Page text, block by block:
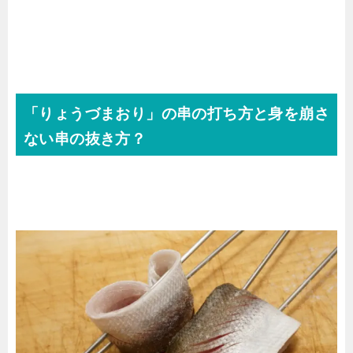
「りょうづまおり」の串の打ち方と身を崩さ
ない串の抜き方？